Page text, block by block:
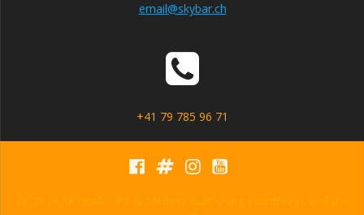
email@skybar.ch
+41 79 785 96 71